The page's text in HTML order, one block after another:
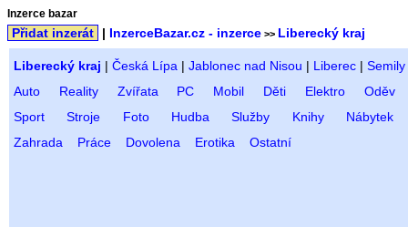
Inzerce bazar
Přidat inzerát | InzerceBazar.cz - inzerce >> Liberecký kraj
Liberecký kraj | Česká Lípa | Jablonec nad Nisou | Liberec | Semily
Auto
Reality Zvířata PC Mobil Děti Elektro
Oděv
Sport
Stroje Foto Hudba Služby Knihy
Nábytek
Zahrada
Práce Dovolena Erotika Ostatní